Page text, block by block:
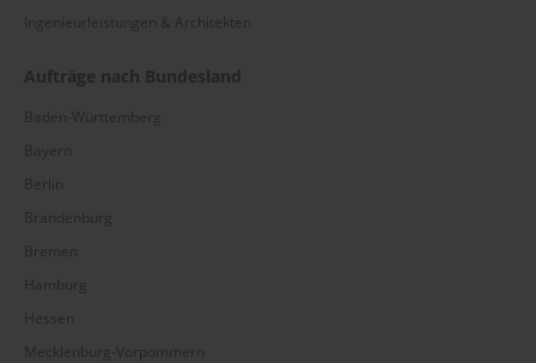
Ingenieurleistungen & Architekten
Aufträge nach Bundesland
Baden-Württemberg
Bayern
Berlin
Brandenburg
Bremen
Hamburg
Hessen
Mecklenburg-Vorpommern